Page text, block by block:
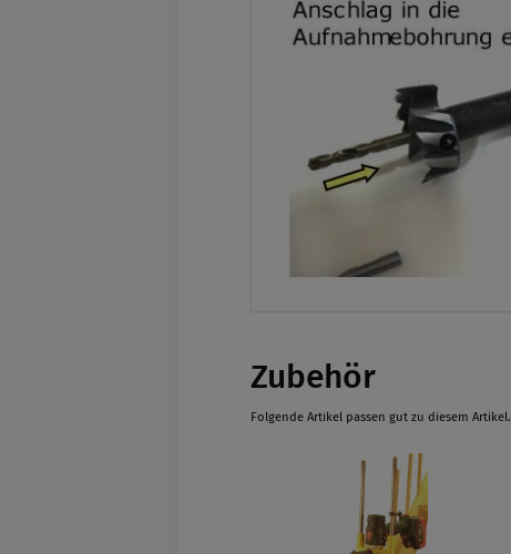
Zubehör
Folgende Artikel passen gut zu diesem Artikel.